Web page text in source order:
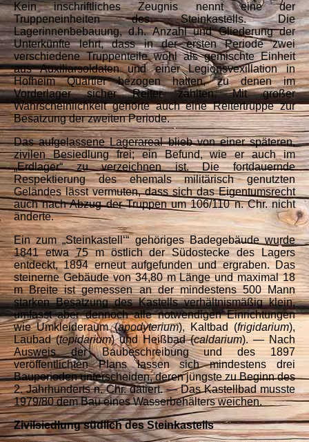
Kein inschriftliches Zeugnis nennt eine der
Truppeneinheiten des Steinkastells. Die
Lagerinnenbebauung, d.h. Anzahl und Gliederung der
Unterkünfte lehrt, dass in der ersten Periode zwei
verschiedene Truppenteile wohl als gemischte Einheit
aus Auxiliarsoldaten und einer Legionsvexillation in
Hofheim Quartier bezogen hatten, zu denen im
Vorderlager sicher Reiter zählten. Mit großer
Wahrscheinlichkeit gehörte auch eine Reitertruppe zur
Besatzung der zweiten Periode.
Das aufgelassene Lagerareal blieb von einer späteren,
zivilen Besiedlung frei; ein Befund, wie er auch im
„Erdlager“ zu verzeichnen ist. Die fortdauernde
Respektierung des ehemals militärisch genutzten
Geländes lässt vermuten, dass sich das Eigentumsrecht
auch nach Abzug der Truppen um 106/110 n. Chr. nicht
änderte.
Ein zum „Steinkastell‘“ gehöriges Badegebäude wurde
1841 etwa 75 m östlich der Südostecke des Lagers
entdeckt, 1894 erneut aufgefunden und ergraben. Das
steinerne Gebäude von 34,80 m Länge und maximal 18
m Breite ist gemessen an der mindestens 500 Mann
starken Besatzung des Kastells verhältnismäßig klein,
umfasst aber dennoch alle notwendigen Einrichtungen
wie Umkleideraum (apodyterium), Kaltbad (frigidarium),
Laubad (tepidarium) und Heißbad (caldarium). — Nach
Ausweis der Baubeschreibung und des 1897
veröffentlichten Plans lassen sich mindestens drei
Bauperioden unterscheiden, deren jüngste zu Beginn des
2. Jahrhunderts n. Chr. datiert. — Das Kastellbad musste
1979/80 dem Bau eines Wasserbehälters weichen.
Zivilsiedlung südlich des Steinkastells